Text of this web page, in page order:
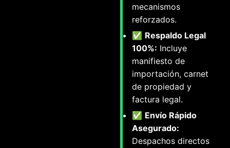
mecanismos
reforzados.
✅ Respaldo Legal
100%: Incluye
manifiesto de
importación, carnet
de propiedad y
factura legal.
✅ Envío Rápido
Asegurado:
Despachos directos